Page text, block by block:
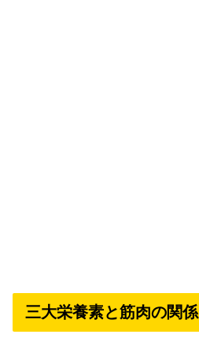
三大栄養素と筋肉の関係